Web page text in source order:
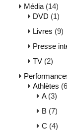
Média (14)
DVD (1)
Livres (9)
Presse
TV (2)
Athlètes
A(3)
B (7)
C (4)